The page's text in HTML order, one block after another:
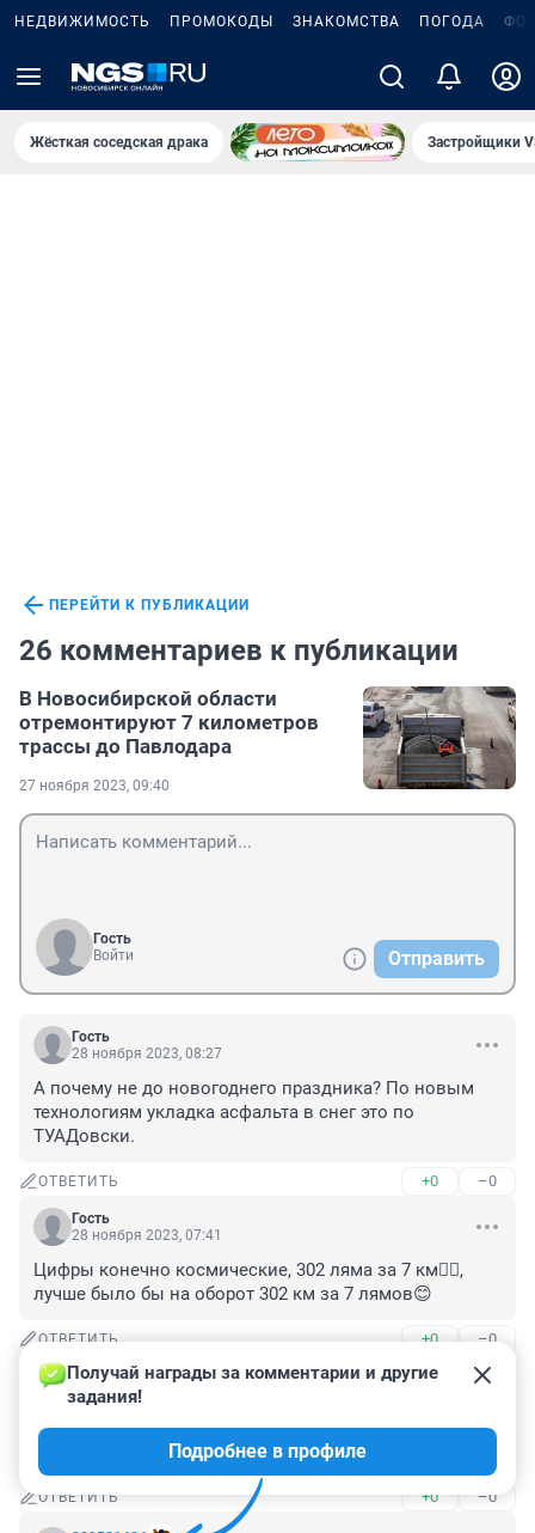
НЕДВИЖИМОСТЬ ПРОМОКОДЫ ЗНАКОМСТВА ПОГОДА
Жёсткая соседская драка Застройщики
ПЕРЕЙТИ К ПУБЛИКАЦИИ
26 комментариев к публикации
В Новосибирской области
отремонтируют 7 километров
трассы до Павлодара
27 ноября 2023, 09:40
Гость
Войти
Отправить
Гость
28 ноября 2023, 08:27
А почему не до новогоднего праздника? По новым
технологиям укладка асфальта в снег это по
ТУАДовски.
ОТВЕТИТЬ +0 –0
Гость
28 ноября 2023, 07:41
Цифры конечно космические, 302 ляма за 7 км🤦‍♀️,
лучше было бы на оборот 302 км за 7 лямов😊
ОТВЕТИТЬ +0 –0
Гость
27 ноября 2023, 18:31
Про Колыванский район нсо до с, Новотырышкино
вабще забыли а кто-то обещал но забыл
ОТВЕТИТЬ +0 –0
Получай награды за комментарии и другие
задания!
Подробнее в профиле